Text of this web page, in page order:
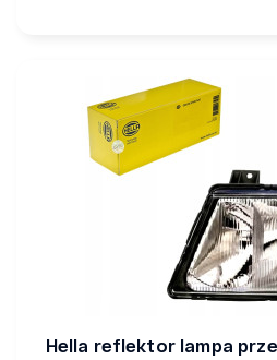
Hella reflektor lampa